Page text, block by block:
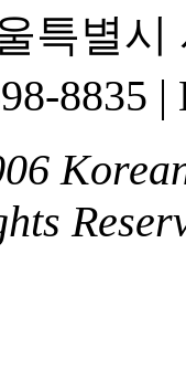
특별
8835 |